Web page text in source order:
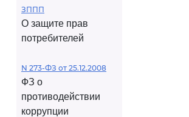
ЗППП
О защите прав
потребителей
N 273-ФЗ от 25.12.2008
ФЗ о
противодействии
коррупции